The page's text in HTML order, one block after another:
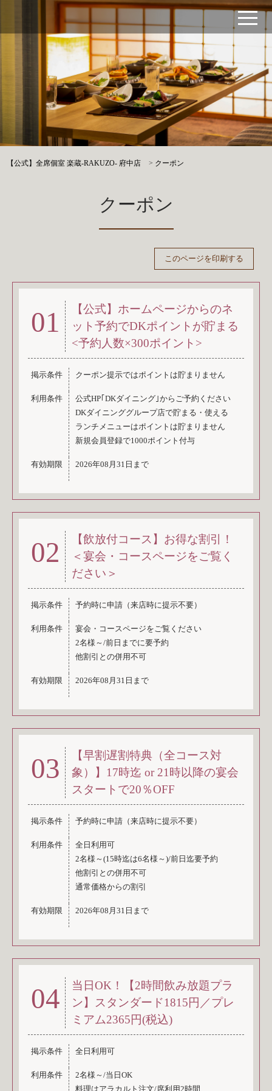
【公式】全席個室 楽蔵‐RAKUZO‐ 府中店 > クーポン
クーポン
01
【公式】ホームページからのネ
ット予約でDKポイントが貯まる
<予約人数×300ポイント>
掲示条件 クーポン提示ではポイントは貯まりません
利用条件
公式HP｢DKダイニング｣からご予約ください
DKダイニンググループ店で貯まる・使える
ランチメニューはポイントは貯まりません
新規会員登録で1000ポイント付与
有効期限 2026年08月31日まで
02
【飲放付コース】お得な割引！
＜宴会・コースページをご覧く
ださい＞
掲示条件 予約時に申請（来店時に提示不要）
利用条件
宴会・コースページをご覧ください
2名様～/前日までに要予約
他割引との併用不可
有効期限 2026年08月31日まで
03
【早割遅割特典（全コース対
象）】17時迄 or 21時以降の宴会
スタートで20％OFF
掲示条件 予約時に申請（来店時に提示不要）
利用条件
全日利用可
2名様～(15時迄は6名様～)/前日迄要予約
他割引との併用不可
通常価格からの割引
有効期限 2026年08月31日まで
04
当日OK！【2時間飲み放題プラ
ン】スタンダード1815円／プレ
ミアム2365円(税込)
掲示条件 全日利用可
利用条件
2名様～/当日OK
料理はアラカルト注文/席利用2時間